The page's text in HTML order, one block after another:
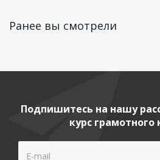
Ранее вы смотрели
Подпишитесь на нашу
курс грамотного